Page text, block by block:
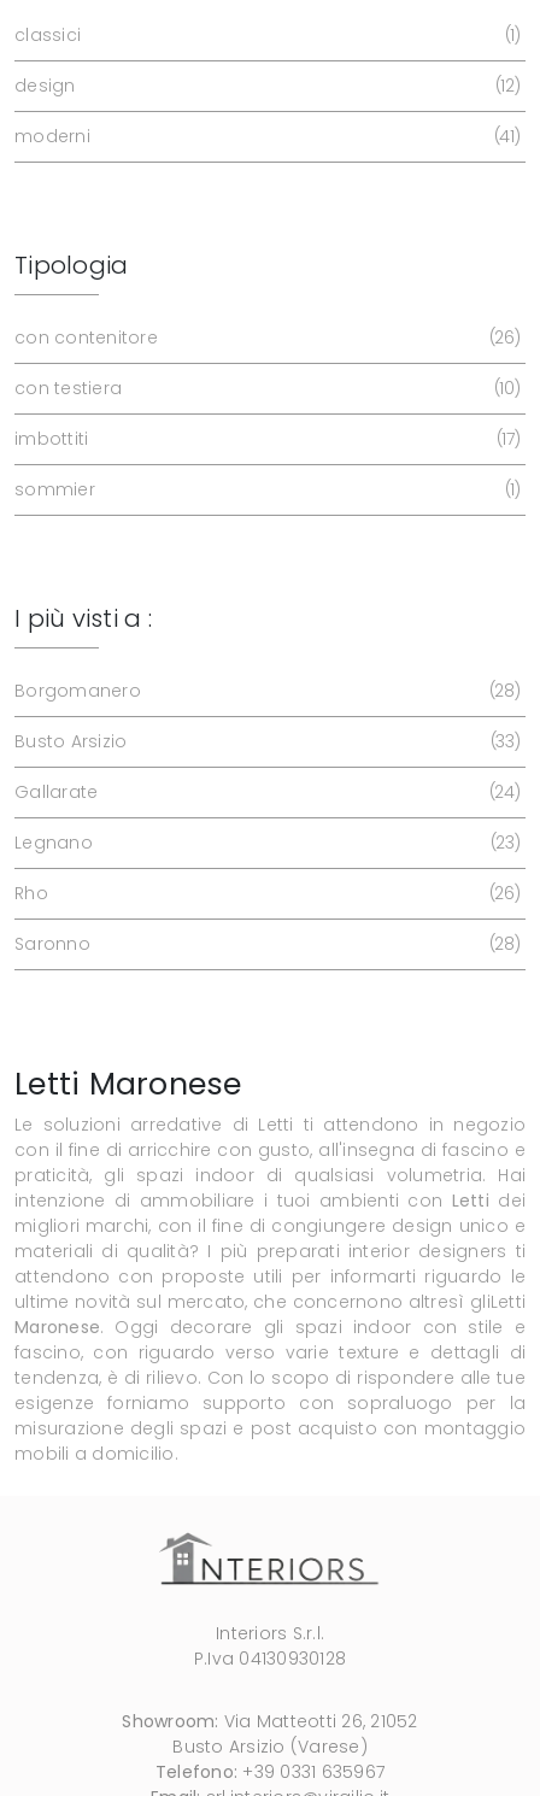
classici 1
design 12
moderni 41
Tipologia
con contenitore 26
con testiera 10
imbottiti 17
sommier 1
I più visti a :
Borgomanero 28
Busto Arsizio 33
Gallarate 24
Legnano 23
Rho 26
Saronno 28
Letti Maronese
Le soluzioni arredative di Letti ti attendono in negozio
con il fine di arricchire con gusto, all'insegna di fascino e
praticità, gli spazi indoor di qualsiasi volumetria. Hai
intenzione di ammobiliare i tuoi ambienti con Letti dei
migliori marchi, con il fine di congiungere design unico e
materiali di qualità? I più preparati interior designers ti
attendono con proposte utili per informarti riguardo le
ultime novità sul mercato, che concernono altresì gliLetti
Maronese. Oggi decorare gli spazi indoor con stile e
fascino, con riguardo verso varie texture e dettagli di
tendenza, è di rilievo. Con lo scopo di rispondere alle tue
esigenze forniamo supporto con sopraluogo per la
misurazione degli spazi e post acquisto con montaggio
mobili a domicilio.
Interiors S.r.l.
P.Iva 04130930128
Showroom: Via Matteotti 26, 21052
Busto Arsizio (Varese)
Telefono: +39 0331 635967